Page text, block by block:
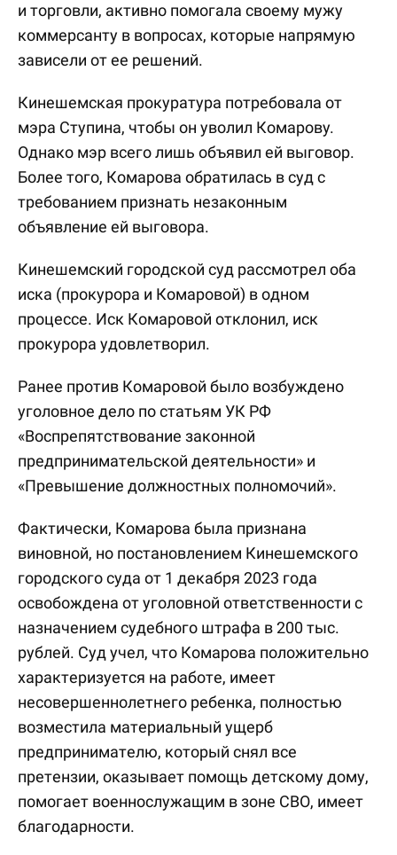
и торговли, активно помогала своему мужу
коммерсанту в вопросах, которые напрямую
зависели от ее решений.
Кинешемская прокуратура потребовала от
мэра Ступина, чтобы он уволил Комарову.
Однако мэр всего лишь объявил ей выговор.
Более того, Комарова обратилась в суд с
требованием признать незаконным
объявление ей выговора.
Кинешемский городской суд рассмотрел оба
иска (прокурора и Комаровой) в одном
процессе. Иск Комаровой отклонил, иск
прокурора удовлетворил.
Ранее против Комаровой было возбуждено
уголовное дело по статьям УК РФ
«Воспрепятствование законной
предпринимательской деятельности» и
«Превышение должностных полномочий».
Фактически, Комарова была признана
виновной, но постановлением Кинешемского
городского суда от 1 декабря 2023 года
освобождена от уголовной ответственности с
назначением судебного штрафа в 200 тыс.
рублей. Суд учел, что Комарова положительно
характеризуется на работе, имеет
несовершеннолетнего ребенка, полностью
возместила материальный ущерб
предпринимателю, который снял все
претензии, оказывает помощь детскому дому,
помогает военнослужащим в зоне СВО, имеет
благодарности.